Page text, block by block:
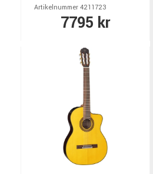
Artikelnummer 4211723
7795 kr